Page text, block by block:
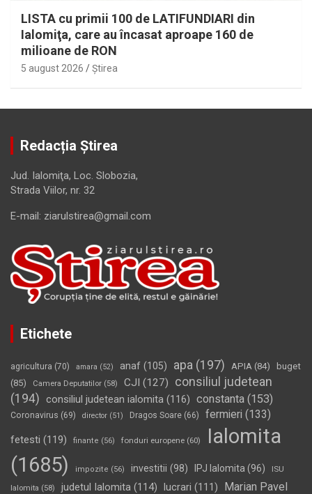
LISTA cu primii 100 de LATIFUNDIARI din
Ialomiţa, care au încasat aproape 160 de
milioane de RON
5 august 2026 Ştirea
Redacția Știrea
Jud. Ialomiţa, Loc. Slobozia,
Strada Viilor, nr. 32
E-mail: ziarulstirea@gmail.com
Etichete
agricultura (70) amara (52) anaf (105) apa (197) APIA (84)
buget
(85)
Camera Deputatilor (58) CJI (127)
consiliul judetean
(194) consiliul judetean ialomita (116) constanta (153)
Coronavirus (69) director (51) Dragos Soare (66) fermieri (133)
fetesti (119) finante (56) fonduri europene (60)
Ialomita
(1685)
impozite (56) investitii (98) IPJ Ialomita (96) ISU
Ialomita (58) judetul Ialomita (114) lucrari (111)
Marian Pavel